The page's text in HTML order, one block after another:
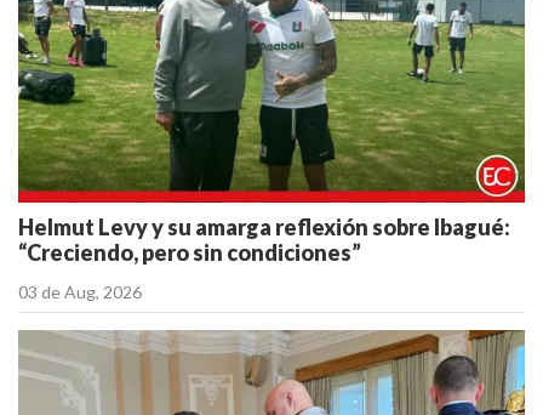
Helmut Levy y su amarga reflexión sobre Ibagué:
“Creciendo, pero sin condiciones”
03 de Aug, 2026